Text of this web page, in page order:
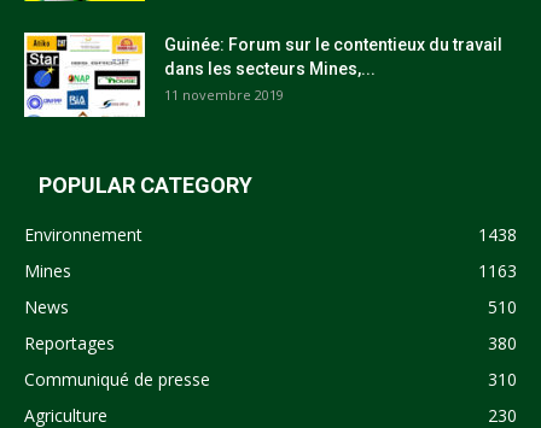
Guinée: Forum sur le contentieux du travail
dans les secteurs Mines,...
11 novembre 2019
POPULAR CATEGORY
Environnement
1438
Mines
1163
News
510
Reportages
380
Communiqué de presse
310
Agriculture
230